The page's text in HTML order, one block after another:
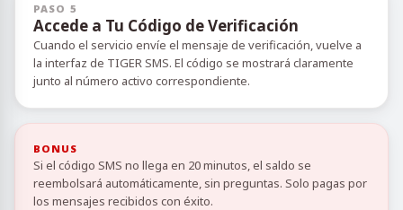
PASO 5
Accede a Tu Código de Verificación
Cuando el servicio envíe el mensaje de verificación, vuelve a
la interfaz de TIGER SMS. El código se mostrará claramente
junto al número activo correspondiente.
BONUS
Si el código SMS no llega en 20 minutos, el saldo se
reembolsará automáticamente, sin preguntas. Solo pagas por
los mensajes recibidos con éxito.